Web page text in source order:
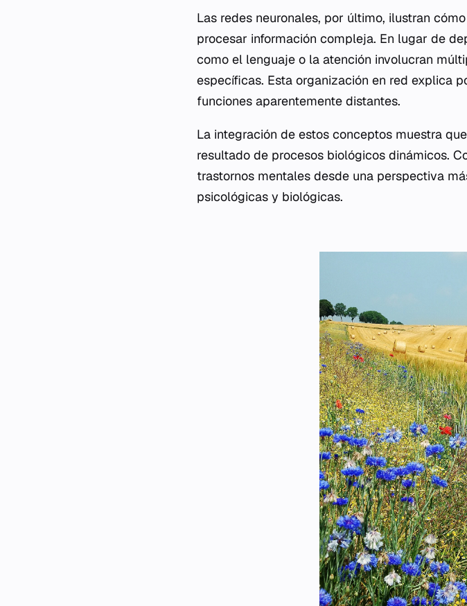
Las redes neuronales, por último, ilustran
procesar información compleja. En lugar de
como el lenguaje o la atención involucran
específicas. Esta organización en red explica
funciones aparentemente distantes.
La integración de estos conceptos muestra
resultado de procesos biológicos dinámicos.
trastornos mentales desde una perspectiva
psicológicas y biológicas.